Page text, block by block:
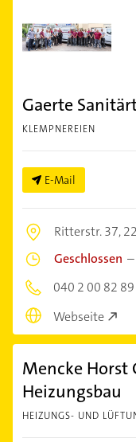
Gaerte
KLEMPNEREIEN
E-Mail
Ritterstr. 37,
Geschlossen –
040 2 00 82 89
Webseite
Mencke Horst
Heizungsbau
HEIZUNGS- UND